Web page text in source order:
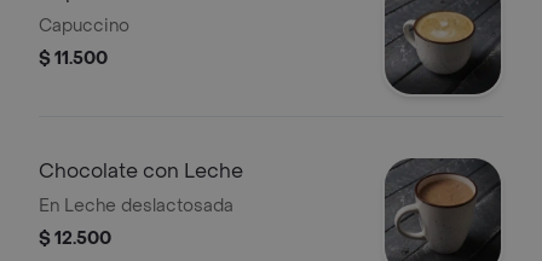
Capuccino
$ 11.500
Chocolate con Leche
En Leche deslactosada
$ 12.500